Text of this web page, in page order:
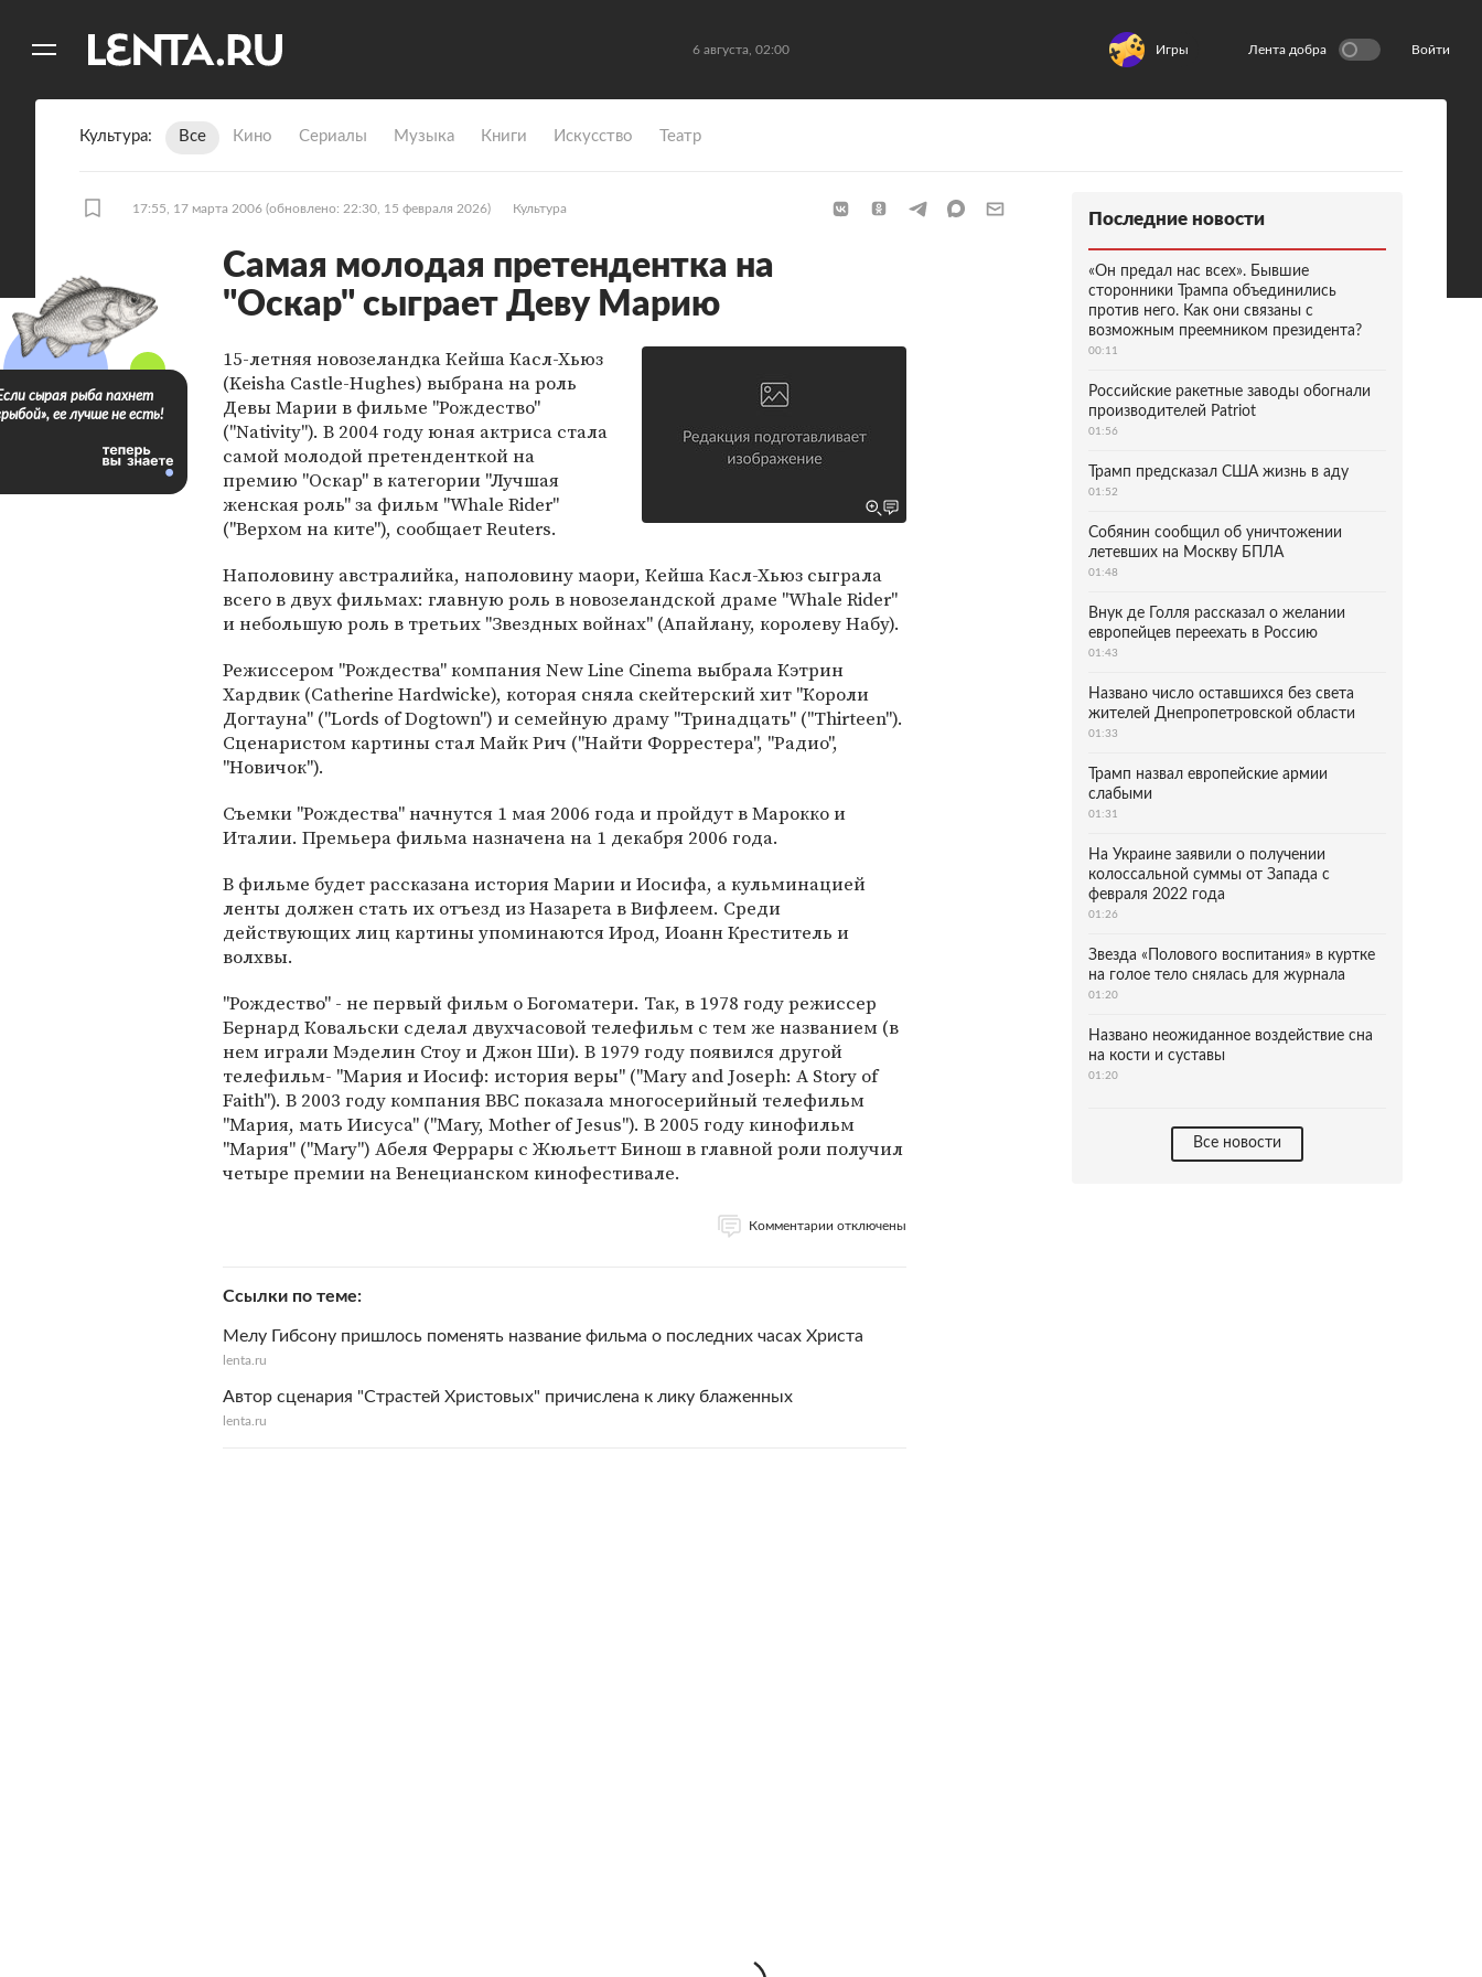
6 августа, 02:00 Игры Лента добра Войти
Культура Все Кино Сериалы Музыка Книги Искусство Театр
17:55, 17 марта 2006 (обновлено: 22:30, 15 февраля 2026) Культура
Самая молодая претендентка на
"Оскар" сыграет Деву Марию
15-летняя новозеландка Кейша Касл-Хьюз
(Keisha Castle-Hughes) выбрана на роль
Девы Марии в фильме "Рождество"
("Nativity"). В 2004 году юная актриса стала
самой молодой претенденткой на
премию "Оскар" в категории "Лучшая
женская роль" за фильм "Whale Rider"
("Верхом на ките"), сообщает Reuters.
Наполовину австралийка, наполовину маори, Кейша Касл-Хьюз сыграла
всего в двух фильмах: главную роль в новозеландской драме "Whale Rider"
и небольшую роль в третьих "Звездных войнах" (Апайлану, королеву Набу).
Режиссером "Рождества" компания New Line Cinema выбрала Кэтрин
Хардвик (Catherine Hardwicke), которая сняла скейтерский хит "Короли
Догтауна" ("Lords of Dogtown") и семейную драму "Тринадцать" ("Thirteen").
Сценаристом картины стал Майк Рич ("Найти Форрестера", "Радио",
"Новичок").
Съемки "Рождества" начнутся 1 мая 2006 года и пройдут в Марокко и
Италии. Премьера фильма назначена на 1 декабря 2006 года.
В фильме будет рассказана история Марии и Иосифа, а кульминацией
ленты должен стать их отъезд из Назарета в Вифлеем. Среди
действующих лиц картины упоминаются Ирод, Иоанн Креститель и
волхвы.
"Рождество" - не первый фильм о Богоматери. Так, в 1978 году режиссер
Бернард Ковальски сделал двухчасовой телефильм с тем же названием (в
нем играли Мэделин Стоу и Джон Ши). В 1979 году появился другой
телефильм- "Мария и Иосиф: история веры" ("Mary and Joseph: A Story of
Faith"). В 2003 году компания BBC показала многосерийный телефильм
"Мария, мать Иисуса" ("Mary, Mother of Jesus"). В 2005 году кинофильм
"Мария" ("Mary") Абеля Феррары с Жюльетт Бинош в главной роли получил
четыре премии на Венецианском кинофестивале.
Комментарии отключены
Ссылки по теме
Мелу Гибсону пришлось поменять название фильма о последних часах Христа
lenta.ru
Автор сценария "Страстей Христовых" причислена к лику блаженных
lenta.ru
сырая рыба пахнет
ее лучше не есть!
Последние новости
«Он предал нас всех». Бывшие
сторонники Трампа объединились
против него. Как они связаны с
возможным преемником президента?
00:11
Российские ракетные заводы обогнали
производителей Patriot
01:56
Трамп предсказал США жизнь в аду
01:52
Собянин сообщил об уничтожении
летевших на Москву БПЛА
01:48
Внук де Голля рассказал о желании
европейцев переехать в Россию
01:43
Названо число оставшихся без света
жителей Днепропетровской области
01:33
Трамп назвал европейские армии
слабыми
01:31
На Украине заявили о получении
колоссальной суммы от Запада с
февраля 2022 года
01:26
Звезда «Полового воспитания» в куртке
на голое тело снялась для журнала
01:20
Названо неожиданное воздействие сна
на кости и суставы
01:20
Все новости